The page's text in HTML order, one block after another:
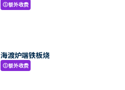
paid额外收费
海渡炉端铁板烧
paid额外收费